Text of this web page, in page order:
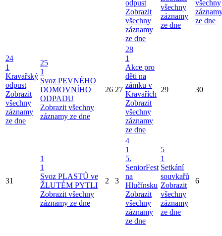
odpust
Zobrazit
všechny
záznamy
ze dne
všechny
záznamy
ze dne
všechny
ze dne
24
1
Kravařský
odpust
Zobrazit
všechny
záznamy
ze dne
25
1
Svoz PEVNÉHO
DOMOVNÍHO
ODPADU
Zobrazit všechny
záznamy ze dne
26 27
28
1
Akce pro
děti na
zámku v
Kravařích
Zobrazit
všechny
záznamy
ze dne
29 30
31
1
1
Svoz PLASTŮ ve
ŽLUTÉM PYTLI
Zobrazit všechny
záznamy ze dne
2 3
4
1
5.
SeniorFest
na
Hlučínsku
Zobrazit
všechny
záznamy
ze dne
5
1
Setkání
souvkařů
Zobrazit
všechny
záznamy
ze dne
6